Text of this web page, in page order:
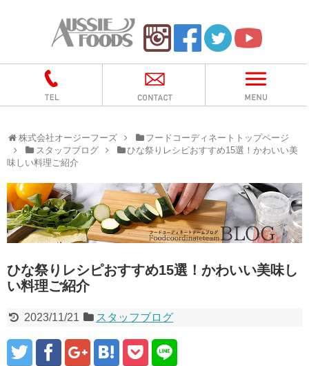
株式会社オージーフーズ
フードコーディネートトップページ
スタッフブログ
ひな祭りレシピおすすめ15選！かわいい美
味しい料理ご紹介
ひな祭りレシピおすすめ15選！かわいい美味し
い料理ご紹介
2023/11/21 スタッフブログ